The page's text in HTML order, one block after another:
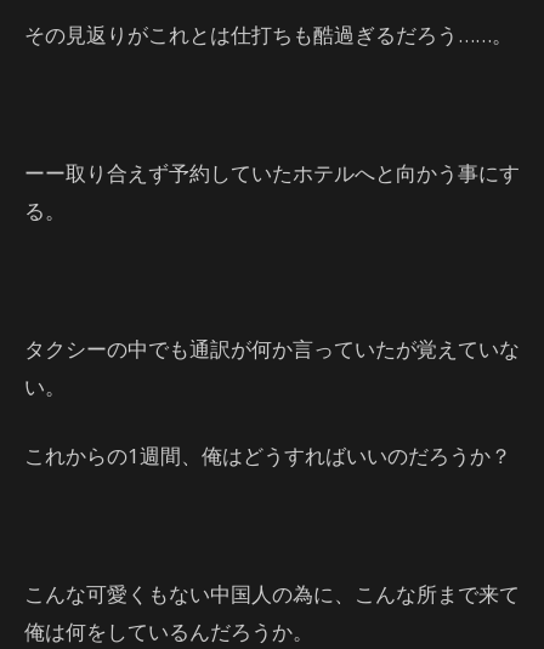
その見返りがこれとは仕打ちも酷過ぎるだろう……。
ーー取り合えず予約していたホテルへと向かう事にす
る。
タクシーの中でも通訳が何か言っていたが覚えていな
い。
これからの1週間、俺はどうすればいいのだろうか？
こんな可愛くもない中国人の為に、こんな所まで来て
俺は何をしているんだろうか。